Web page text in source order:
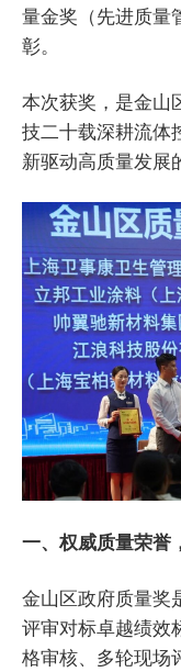
量金奖（先进质量
彰。
本次获奖，是金山
技二十载深耕流体
新驱动高质量发展
一、权威质量荣誉
金山区政府质量奖
评审对标卓越绩效
格审核、多轮现场